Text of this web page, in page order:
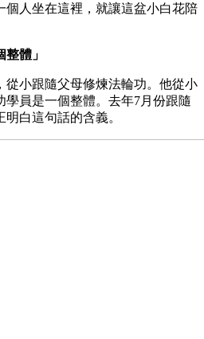
個人坐在這裡，就讓這盆小白花陪
體」
從小跟隨父母修煉法輪功。他從小
員是一個整體。去年7月份跟隨
白這句話的含義。